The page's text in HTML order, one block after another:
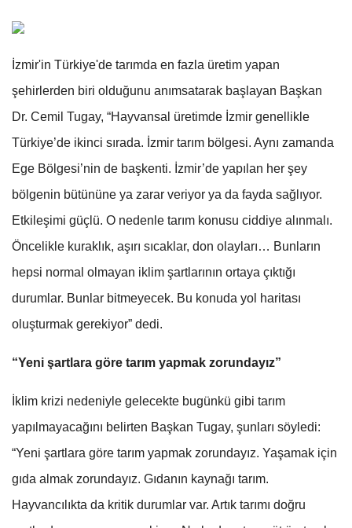
İzmir'in Türkiye'de tarımda en fazla üretim yapan
şehirlerden biri olduğunu anımsatarak başlayan Başkan
Dr. Cemil Tugay, “Hayvansal üretimde İzmir genellikle
Türkiye’de ikinci sırada. İzmir tarım bölgesi. Aynı zamanda
Ege Bölgesi’nin de başkenti. İzmir’de yapılan her şey
bölgenin bütününe ya zarar veriyor ya da fayda sağlıyor.
Etkileşimi güçlü. O nedenle tarım konusu ciddiye alınmalı.
Öncelikle kuraklık, aşırı sıcaklar, don olayları… Bunların
hepsi normal olmayan iklim şartlarının ortaya çıktığı
durumlar. Bunlar bitmeyecek. Bu konuda yol haritası
oluşturmak gerekiyor” dedi.
“Yeni şartlara göre tarım yapmak zorundayız”
İklim krizi nedeniyle gelecekte bugünkü gibi tarım
yapılmayacağını belirten Başkan Tugay, şunları söyledi:
“Yeni şartlara göre tarım yapmak zorundayız. Yaşamak için
gıda almak zorundayız. Gıdanın kaynağı tarım.
Hayvancılıkta da kritik durumlar var. Artık tarımı doğru